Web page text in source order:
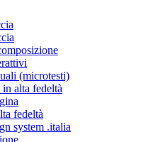
(microtesti)
alta fedeltà
fedeltà
system .italia